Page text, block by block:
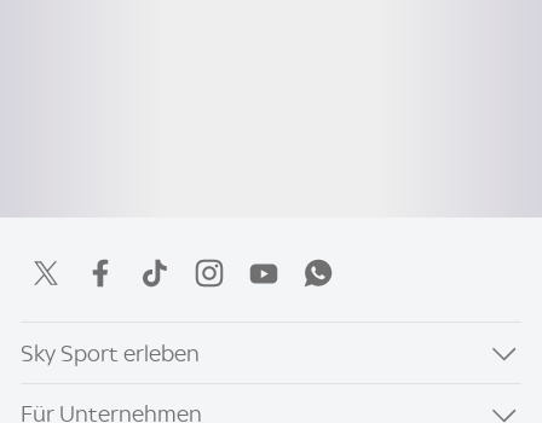
Sky Sport erleben
Für Unternehmen